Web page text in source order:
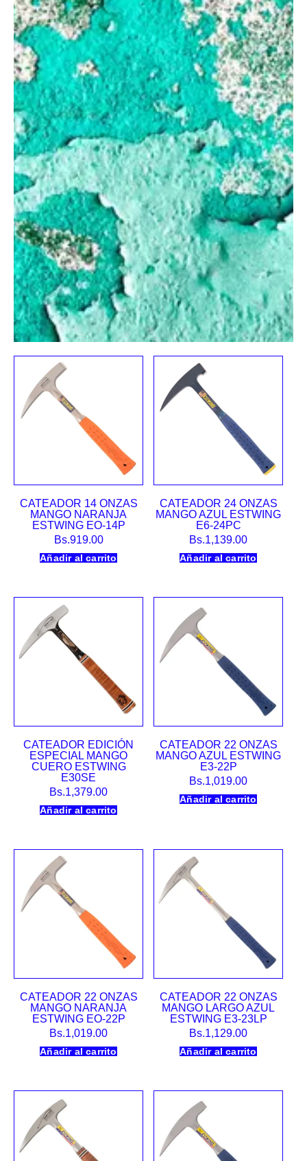
CATEADOR 14 ONZAS
MANGO NARANJA
ESTWING EO-14P
Bs.919.00
Añadir al carrito
CATEADOR 24 ONZAS
MANGO AZUL ESTWING
E6-24PC
Bs.1,139.00
Añadir al carrito
CATEADOR EDICIÓN
ESPECIAL MANGO
CUERO ESTWING
E30SE
Bs.1,379.00
Añadir al carrito
CATEADOR 22 ONZAS
MANGO AZUL ESTWING
E3-22P
Bs.1,019.00
Añadir al carrito
CATEADOR 22 ONZAS
MANGO NARANJA
ESTWING EO-22P
Bs.1,019.00
Añadir al carrito
CATEADOR 22 ONZAS
MANGO LARGO AZUL
ESTWING E3-23LP
Bs.1,129.00
Añadir al carrito